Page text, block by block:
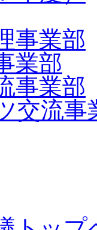
事業部
業部
事業部
交流事